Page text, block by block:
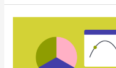
Berkomunikasi,